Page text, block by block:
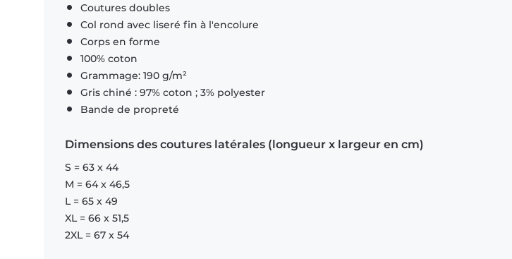
Coutures doubles
Col rond avec liseré fin à l'encolure
Corps en forme
100% coton
Grammage: 190 g/m²
Gris chiné : 97% coton ; 3% polyester
Bande de propreté
Dimensions des coutures latérales (longueur x largeur en cm)
S = 63 x 44
M = 64 x 46,5
L = 65 x 49
XL = 66 x 51,5
2XL = 67 x 54